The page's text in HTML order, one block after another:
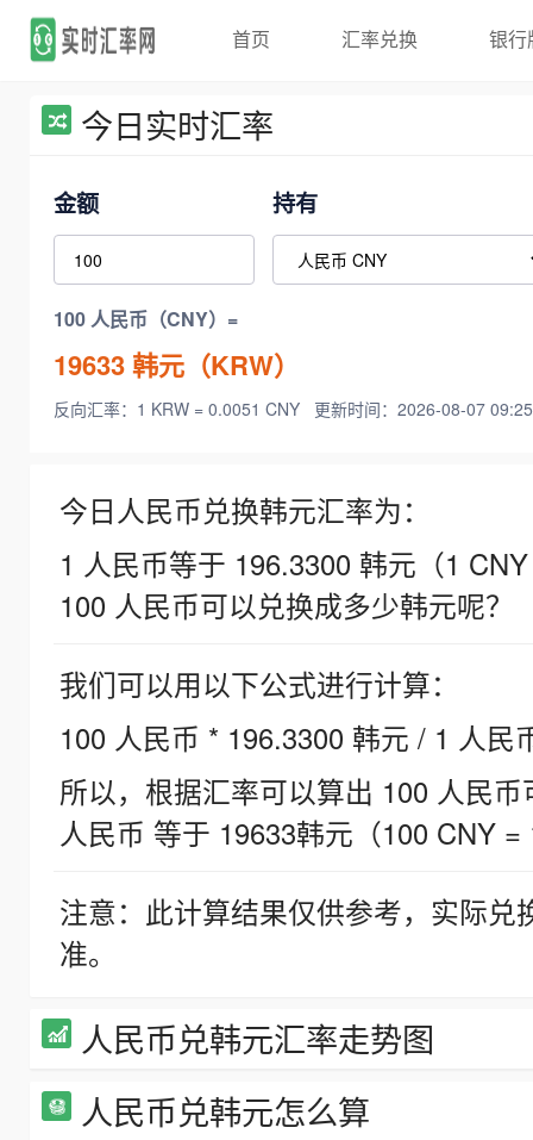
首页 汇率兑换 银行
今日实时汇率
金额 持有
100 人民币（CNY）=
19633韩元（KRW）
反向汇率：1 KRW = 0.0051 CNY 更新时间：2026-08-07
今日人民币兑换韩元汇率为：
1 人民币等于 196.3300 韩元（1
100 人民币可以兑换成多少韩元呢？
我们可以用以下公式进行计算：
100 人民币 * 196.3300 韩元 / 1 人民
所以，根据汇率可以算出 100 人民
人民币 等于 19633韩元（100 CNY =
注意：此计算结果仅供参考，实际
准。
人民币兑韩元汇率走势图
人民币兑韩元怎么算